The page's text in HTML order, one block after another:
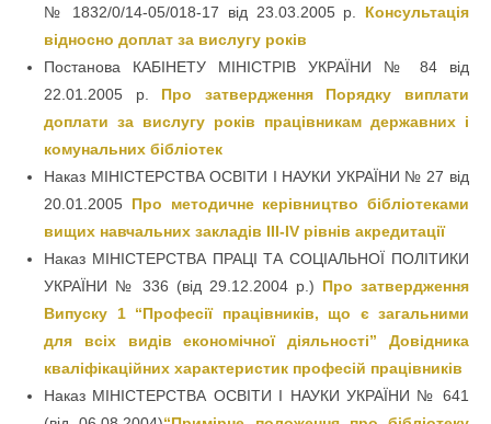
№ 1832/0/14-05/018-17 від 23.03.2005 р. Консультація
відносно доплат за вислугу років
Постанова КАБІНЕТУ МІНІСТРІВ УКРАЇНИ № 84 від
22.01.2005 р. Про затвердження Порядку виплати
доплати за вислугу років працівникам державних і
комунальних бібліотек
Наказ МІНІСТЕРСТВА ОСВІТИ І НАУКИ УКРАЇНИ № 27 від
20.01.2005 Про методичне керівництво бібліотеками
вищих навчальних закладів III-IV рівнів акредитації
Наказ МІНІСТЕРСТВА ПРАЦІ ТА СОЦІАЛЬНОЇ ПОЛІТИКИ
УКРАЇНИ № 336 (від 29.12.2004 р.) Про затвердження
Випуску 1 “Професії працівників, що є загальними
для всіх видів економічної діяльності” Довідника
кваліфікаційних характеристик професій працівників
Наказ МІНІСТЕРСТВА ОСВІТИ І НАУКИ УКРАЇНИ № 641